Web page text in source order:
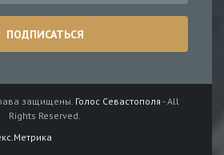
защищены. Голос Севастополя - All
Rights Reserved.